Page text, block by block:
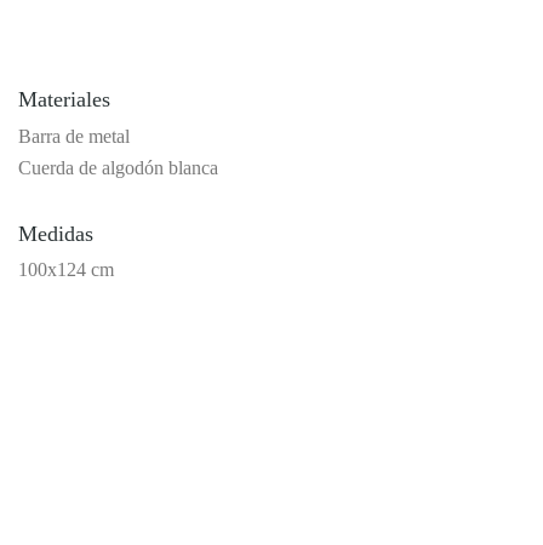
Materiales
Barra de metal
Cuerda de algodón blanca
Medidas
100x124 cm